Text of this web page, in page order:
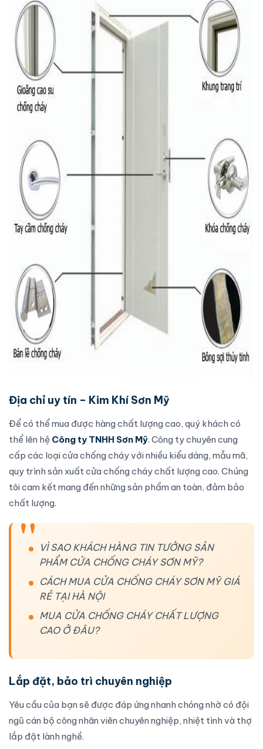
Địa chỉ uy tín – Kim Khí Sơn Mỹ
Để có thể mua được hàng chất lượng cao, quý khách có
thể lên hệ Công ty TNHH Sơn Mỹ. Công ty chuyên cung
cấp các loạicửa chống cháyvới nhiều kiểu dáng, mẫu mã,
quy trình sản xuấtcửa chống cháychất lượng cao. Chúng
tôi cam kết mang đến những sản phẩm an toàn, đảm bảo
chất lượng.
VÌ SAO KHÁCH HÀNG TIN TƯỞNG SẢN
PHẨM CỬA CHỐNG CHÁY SƠN MỸ?
CÁCH MUA CỬA CHỐNG CHÁY SƠN MỸ GIÁ
RẺ TẠI HÀ NỘI
MUA CỬA CHỐNG CHÁY CHẤT LƯỢNG
CAO Ở ĐÂU?
Lắp đặt, bảo trì chuyên nghiệp
Yêu cầu của bạn sẽ được đáp ứng nhanh chóng nhờ có đội
ngũ cán bộ công nhân viên chuyên nghiệp, nhiệt tình và thợ
lắp đặt lành nghề.